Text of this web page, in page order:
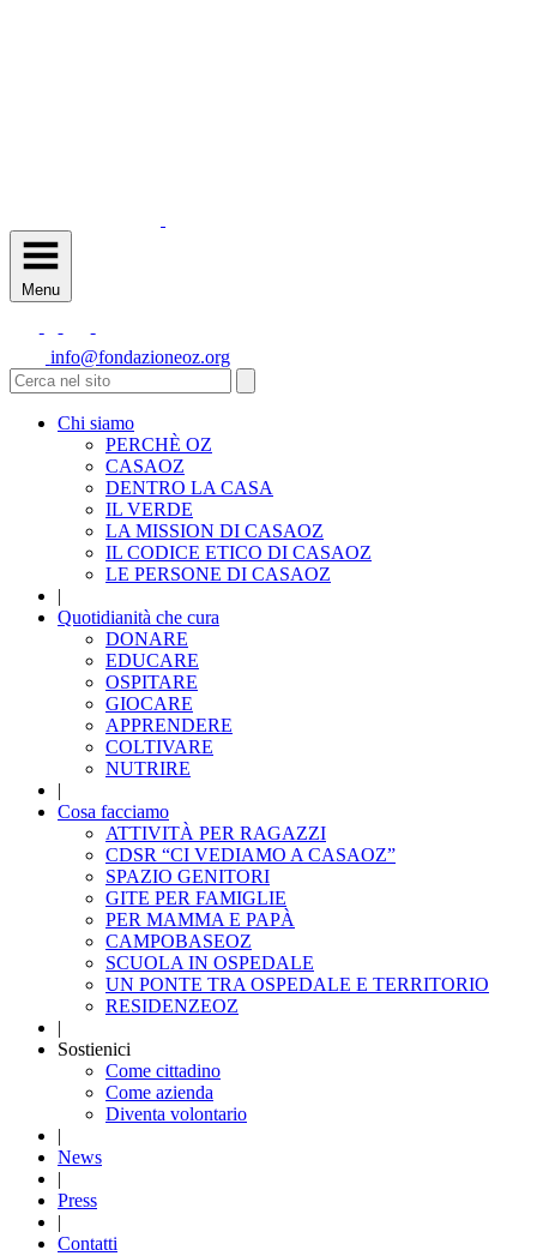
Menu
info@fondazioneoz.org
Chi siamo
PERCHÈ OZ
CASAOZ
DENTRO LA CASA
IL VERDE
LA MISSION DI CASAOZ
IL CODICE ETICO DI CASAOZ
LE PERSONE DI CASAOZ
|
Quotidianità che cura
DONARE
EDUCARE
OSPITARE
GIOCARE
APPRENDERE
COLTIVARE
NUTRIRE
|
Cosa facciamo
ATTIVITÀ PER RAGAZZI
CDSR “CI VEDIAMO A CASAOZ”
SPAZIO GENITORI
GITE PER FAMIGLIE
PER MAMMA E PAPÀ
CAMPOBASEOZ
SCUOLA IN OSPEDALE
UN PONTE TRA OSPEDALE E TERRITORIO
RESIDENZEOZ
|
Sostienici
Come cittadino
Come azienda
Diventa volontario
|
News
|
Press
|
Contatti